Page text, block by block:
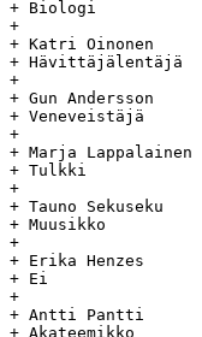
+ Biologi		NPC		20.8.2007	-		-
+
+ Katri Oinonen		Luutnantti			Luutnantti
+ Hävittäjälentäjä	NPC		20.8.2007	-		-
+
+ Gun Andersson		Sotilasmestari			Sotilasmestari
+ Veneveistäjä		NPC/koeaika	16.2.2009	-		-
+
+ Marja Lappalainen	Vääpeli				Vääpeli
+ Tulkki		NPC/koeaika	17.2.2009	-		-
+
+ Tauno Sekuseku	Alikersantti			Alikersantti
+ Muusikko		NPC/koeaika	16.2.2009	-		-
+
+ Erika Henzes		Korpraali			Korpraali
+ Ei			NPC/koeaika	16.2.2009	-		-
+
+ Antti Pantti		Luutnantti			Luutnantti